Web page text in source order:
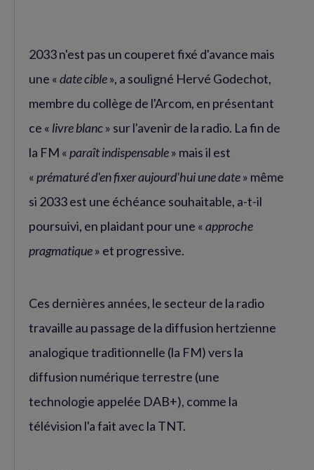
2033 n'est pas un couperet fixé d'avance mais
une «date cible», a souligné Hervé Godechot,
membre du collège de l'Arcom, en présentant
ce « livre blanc» sur l'avenir de la radio. La fin de
la FM «paraît indispensable» mais il est
«prématuré d'en fixer aujourd'hui une date» même
si 2033 est une échéance souhaitable, a-t-il
poursuivi, en plaidant pour une «approche
pragmatique» et progressive.
Ces dernières années, le secteur de la radio
travaille au passage de la diffusion hertzienne
analogique traditionnelle (la FM) vers la
diffusion numérique terrestre (une
technologie appelée DAB+), comme la
télévision l'a fait avec la TNT.